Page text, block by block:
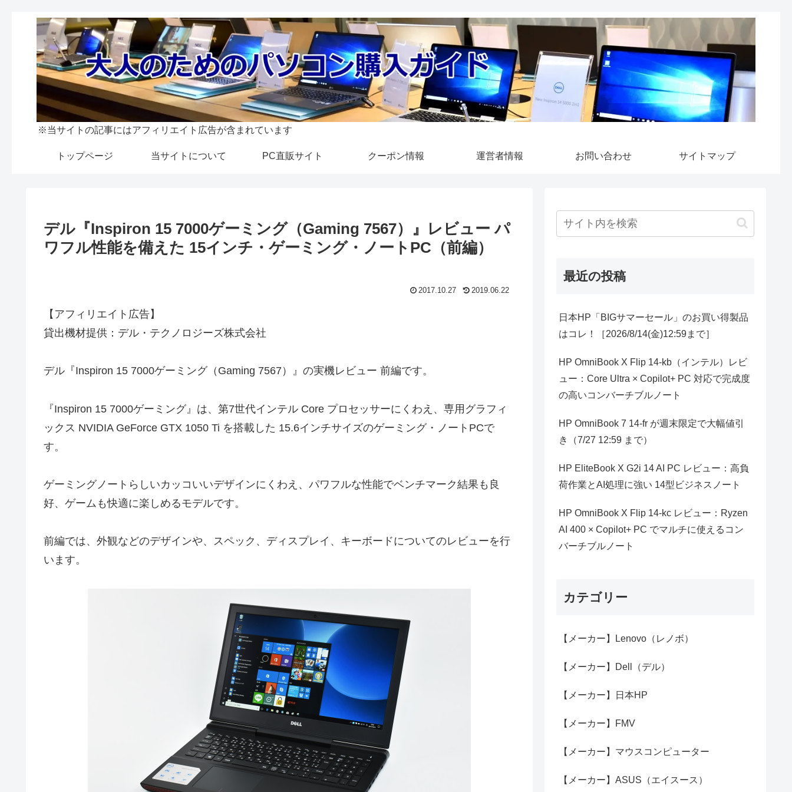
※当サイトの記事にはアフィリエイト広告が含まれています
トップページ 当サイトについて PC直販サイト クーポン情報 運営者情報 お問い合わせ サイトマップ
デル『Inspiron 15 7000ゲーミング（Gaming 7567）』レビュー パ
ワフル性能を備えた 15インチ・ゲーミング・ノートPC（前編）
2017.10.27 2019.06.22
【アフィリエイト広告】
貸出機材提供：デル・テクノロジーズ株式会社
デル『Inspiron 15 7000ゲーミング（Gaming 7567）』の実機レビュー 前編です。
『Inspiron 15 7000ゲーミング』は、第7世代インテル Core プロセッサーにくわえ、専用グラフィ
ックス NVIDIA GeForce GTX 1050 Ti を搭載した 15.6インチサイズのゲーミング・ノートPCで
す。
ゲーミングノートらしいカッコいいデザインにくわえ、パワフルな性能でベンチマーク結果も良
好、ゲームも快適に楽しめるモデルです。
前編では、外観などのデザインや、スペック、ディスプレイ、キーボードについてのレビューを行
います。
最近の投稿
日本HP「BIGサマーセール」のお買い得製品
はコレ！［2026/8/14(金)12:59まで］
HP OmniBook X Flip 14-kb（インテル）レビ
ュー：Core Ultra × Copilot+ PC 対応で完成度
の高いコンバーチブルノート
HP OmniBook 7 14-fr が週末限定で大幅値引
き（7/27 12:59 まで）
HP EliteBook X G2i 14 AI PC レビュー：高負
荷作業とAI処理に強い 14型ビジネスノート
HP OmniBook X Flip 14-kc レビュー：Ryzen
AI 400 × Copilot+ PC でマルチに使えるコン
バーチブルノート
カテゴリー
【メーカー】Lenovo（レノボ）
【メーカー】Dell（デル）
【メーカー】日本HP
【メーカー】FMV
【メーカー】マウスコンピューター
【メーカー】ASUS（エイスース）